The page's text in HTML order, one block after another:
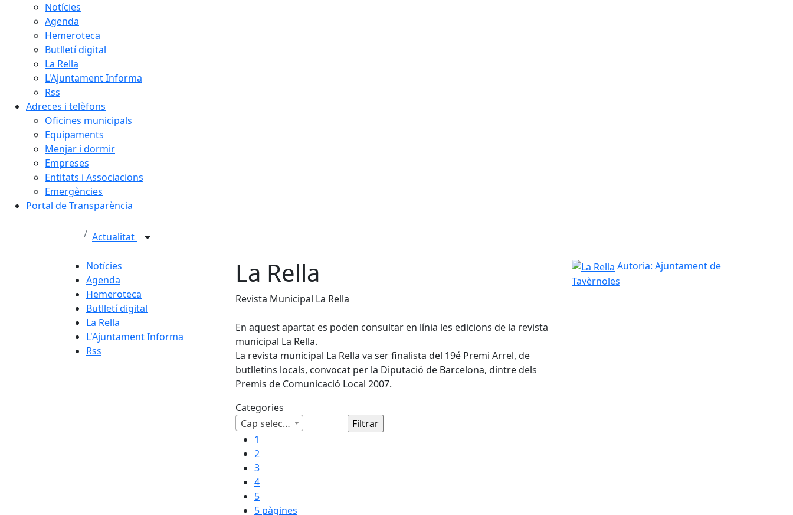
Notícies
Agenda
Hemeroteca
Butlletí digital
La Rella
L'Ajuntament Informa
Rss
Adreces i telèfons
Oficines municipals
Equipaments
Menjar i dormir
Empreses
Entitats i Associacions
Emergències
Portal de Transparència
Actualitat
Notícies
Agenda
Hemeroteca
Butlletí digital
La Rella
L'Ajuntament Informa
Rss
La Rella
Revista Municipal La Rella
En aquest apartat es poden consultar en línia les edicions de la revista
municipal La Rella.
La revista municipal La Rella va ser finalista del 19é Premi Arrel, de
butlletins locals, convocat per la Diputació de Barcelona, dintre dels
Premis de Comunicació Local 2007.
Categories
Cap selecció
1
2
3
4
5
5 pàgines
La Rella
Autoria: Ajuntament de
Tavèrnoles